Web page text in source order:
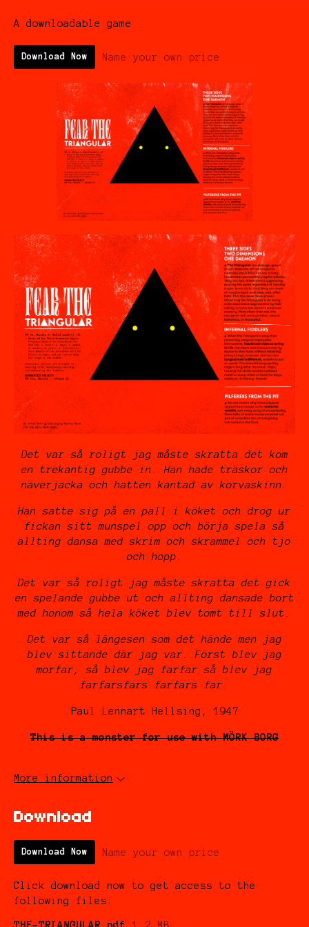
A downloadable game
Download Now Name your own price
Det var så roligt jag måste skratta det kom
en trekantig gubbe in. Han hade träskor och
näverjacka och hatten kantad av korvaskinn.
Han satte sig på en pall i köket och drog ur
fickan sitt munspel opp och börja spela så
allting dansa med skrim och skrammel och tjo
och hopp.
Det var så roligt jag måste skratta det gick
en spelande gubbe ut och allting dansade bort
med honom så hela köket blev tomt till slut.
Det var så längesen som det hände men jag
blev sittande där jag var. Först blev jag
morfar, så blev jag farfar så blev jag
farfarsfars farfars far.
Paul Lennart Hellsing, 1947
This is a monster for use with MÖRK BORG
More information
Download
Download Now Name your own price
Click download now to get access to the
following files: